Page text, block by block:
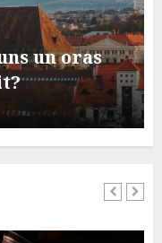
un oras